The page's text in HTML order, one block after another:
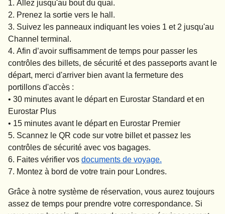
Allez jusqu'au bout du quai.
Prenez la sortie vers le hall.
Suivez les panneaux indiquant les voies 1 et 2 jusqu'au
Channel terminal.
Afin d’avoir suffisamment de temps pour passer les
contrôles des billets, de sécurité et des passeports avant le
départ, merci d'arriver bien avant la fermeture des
portillons d'accès :
• 30 minutes avant le départ en Eurostar Standard et en
Eurostar Plus
• 15 minutes avant le départ en Eurostar Premier
Scannez le QR code sur votre billet et passez les
contrôles de sécurité avec vos bagages.
Faites vérifier vos documents de voyage.
Montez à bord de votre train pour Londres.
Grâce à notre système de réservation, vous aurez toujours
assez de temps pour prendre votre correspondance. Si